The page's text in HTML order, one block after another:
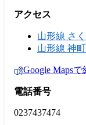
アクセス
山形線 さ
山形線 神
Google Maps
電話番号
0237437474